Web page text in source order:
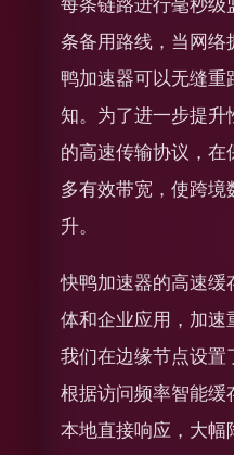
每条链路进行毫秒级
条备用路线，当网络
鸭加速器可以无缝重
知。为了进一步提升
的高速传输协议，在
多有效带宽，使跨境
升。
快鸭加速器的高速缓
体和企业应用，加速
我们在边缘节点设置
根据访问频率智能缓
本地直接响应，大幅